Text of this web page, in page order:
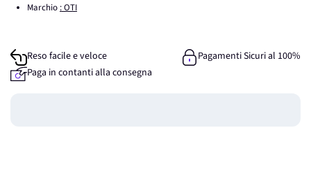
Marchio : OTI
Reso facile e veloce
Pagamenti Sicuri al 100%
Paga in contanti alla consegna